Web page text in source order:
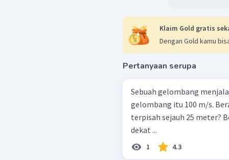
Klaim Gold gratis
Dengan Gold kamu
Pertanyaan serupa
Sebuah gelombang
gelombang itu 100 m/s.
terpisah sejauh 25 meter?
dekat ...
1 4.3